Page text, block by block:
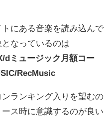
にある音楽を読み込んで
なっているのは
ミュージック月額コー
RecMusic
ランキング入りを望むの
ス時に意識するのが良い